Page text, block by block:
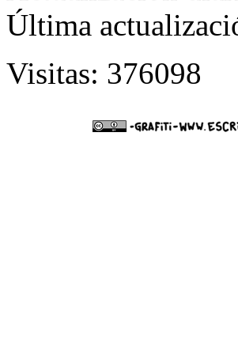
Última
Visitas: 376098